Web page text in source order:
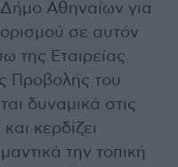
Αθηναίων για
σε αυτόν
της Εταιρείας
Προβολής του
δυναμικά στις
κερδίζει
την τοπική